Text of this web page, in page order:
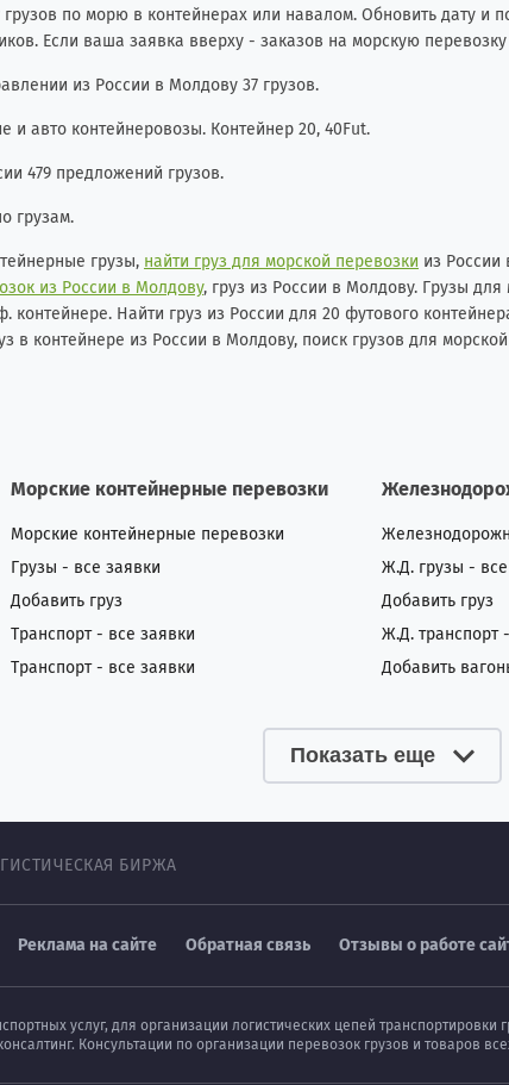
по морю в контейнерах или навалом. Обновить дату и
Если ваша заявка вверху - заказов на морскую
из России в Молдову 37 грузов.
и авто контейнеровозы. Контейнер 20, 40Fut.
479 предложений грузов.
грузам.
грузы, найти груз для морской перевозки из России
из России в Молдову, груз из России в Молдову. Грузы
Найти груз из России для 20 футового
в контейнере из России в Молдову, поиск грузов для
Морские контейнерные перевозки
Морские контейнерные перевозки
Грузы - все заявки
Добавить груз
Транспорт - все заявки
Транспорт - все заявки
Ж.Д. грузы -
Добавить груз
Ж.Д. транспорт
Добавить
Показать еще
БИРЖА
Реклама на сайте Обратная связь Отзывы о работе
услуг, для организации логистических цепей
Консультации по организации перевозок грузов и товаров